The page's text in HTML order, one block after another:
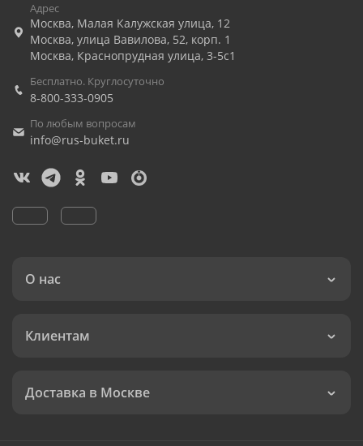
Адрес
Москва, Малая Калужская улица, 12
Москва, улица Вавилова, 52, корп. 1
Москва, Краснопрудная улица, 3-5с1
Бесплатно. Круглосуточно
8-800-333-0905
По любым вопросам
info@rus-buket.ru
О нас
Клиентам
Доставка в Москве